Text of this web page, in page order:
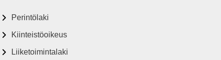
Perintölaki
Kiinteistöoikeus
Liiketoimintalaki